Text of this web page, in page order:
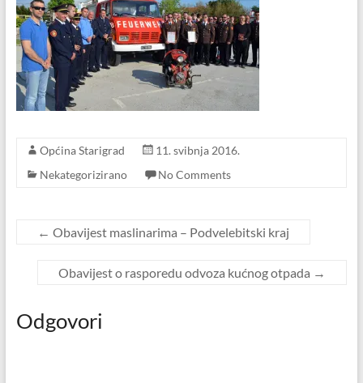
Općina Starigrad
11. svibnja 2016.
Nekategorizirano
No Comments
← Obavijest maslinarima – Podvelebitski kraj
Obavijest o rasporedu odvoza kućnog otpada →
Odgovori